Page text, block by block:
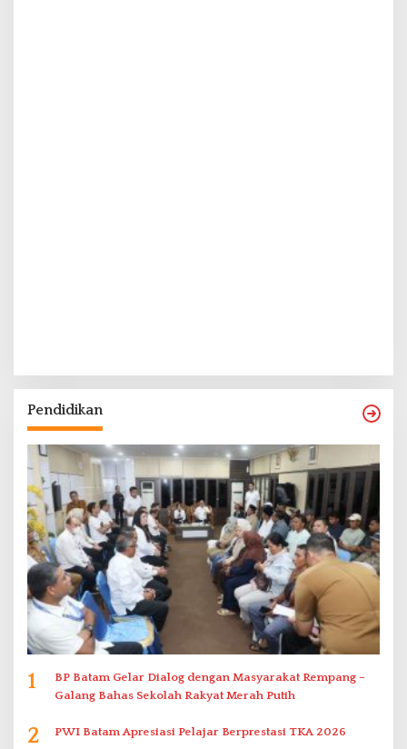
Pendidikan
1
BP Batam Gelar Dialog dengan Masyarakat Rempang –
Galang Bahas Sekolah Rakyat Merah Putih
2 PWI Batam Apresiasi Pelajar Berprestasi TKA 2026